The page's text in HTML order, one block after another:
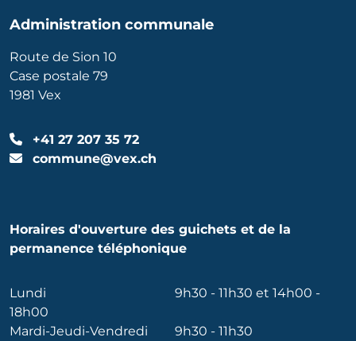
Administration communale
Route de Sion 10
Case postale 79
1981 Vex
+41 27 207 35 72
commune@vex.ch
Horaires d'ouverture des guichets et de la
permanence téléphonique
Lundi
9h30 - 11h30 et 14h00 -
18h00
Mardi-Jeudi-Vendredi
9h30 - 11h30